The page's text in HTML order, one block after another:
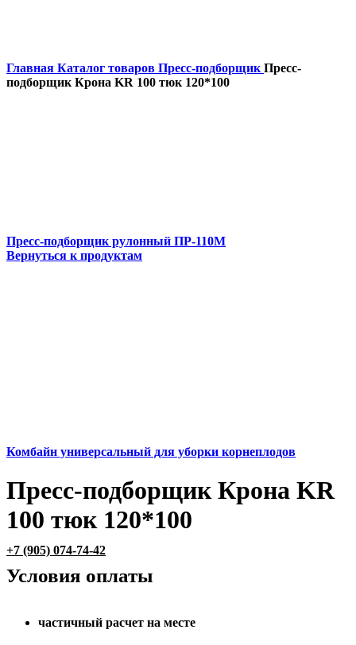
+7 (905) 074-74-42
Главная Каталог товаров Пресс-подборщик Пресс-
подборщик Крона KR 100 тюк 120*100
Пресс-подборщик рулонный ПР-110М
Вернуться к продуктам
Комбайн универсальный для уборки корнеплодов
Пресс-подборщик Крона KR
100 тюк 120*100
Условия оплаты
частичный расчет на месте